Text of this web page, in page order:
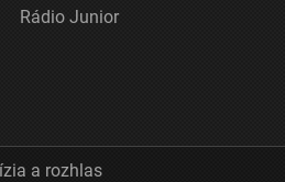
Rádio Junior
a rozhlas